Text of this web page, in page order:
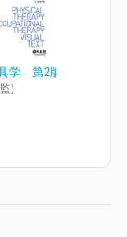
学 第2版
)